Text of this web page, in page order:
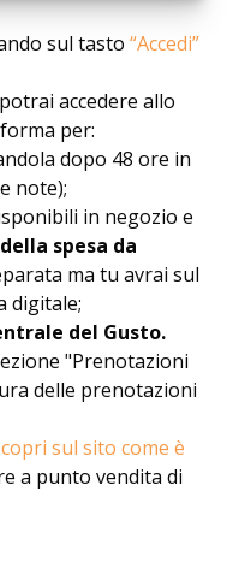
sul tasto “Accedi”
accedere allo
per:
dopo 48 ore in
note);
in negozio e
spesa da
ma tu avrai sul
digitale;
del Gusto.
"Prenotazioni
delle prenotazioni
sul sito come è
a punto vendita di